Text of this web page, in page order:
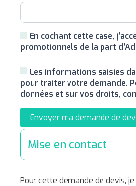
En cochant cette case,
promotionnels de la part
Les informations saisies
pour traiter votre demande.
données et sur vos droits,
Envoyer ma demande de
Mise en contact
Pour cette demande de devis, je